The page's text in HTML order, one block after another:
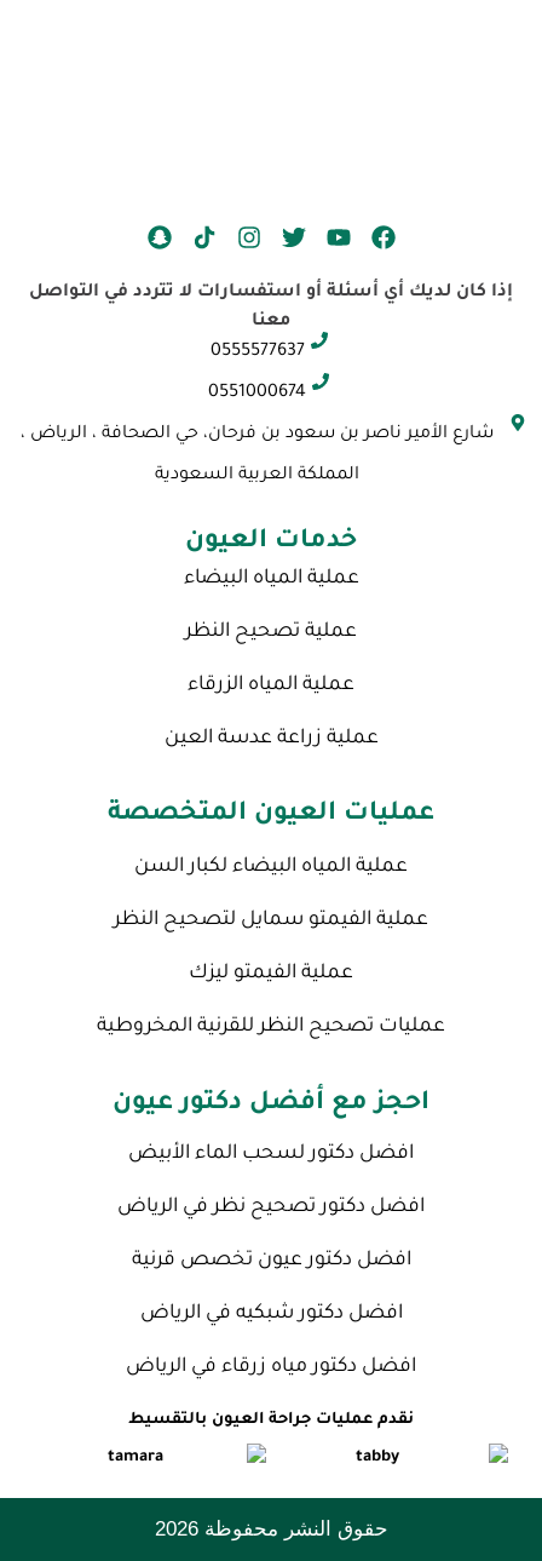
F
c
Y
u
u
e
T
i
t
t
r
I
s
a
r
m
S
a
إذا كان لديك أي أسئلة أو استفسارات لا تتردد في التواصل
معنا
0555577637
0551000674
شارع الأمير ناصر بن سعود بن فرحان، حي الصحافة ، الرياض ،
المملكة العربية السعودية
خدمات العيون
عملية المياه البيضاء
عملية تصحيح النظر
عملية المياه الزرقاء
عملية زراعة عدسة العين
عمليات العيون المتخصصة
عملية المياه البيضاء لكبار السن
عملية الفيمتو سمايل لتصحيح النظر
عملية الفيمتو ليزك
عمليات تصحيح النظر للقرنية المخروطية
احجز مع أفضل دكتور عيون
افضل دكتور لسحب الماء الأبيض
افضل دكتور تصحيح نظر في الرياض
افضل دكتور عيون تخصص قرنية
افضل دكتور شبكيه في الرياض
افضل دكتور مياه زرقاء في الرياض
نقدم عمليات جراحة العيون بالتقسيط
حقوق النشر محفوظة 2026